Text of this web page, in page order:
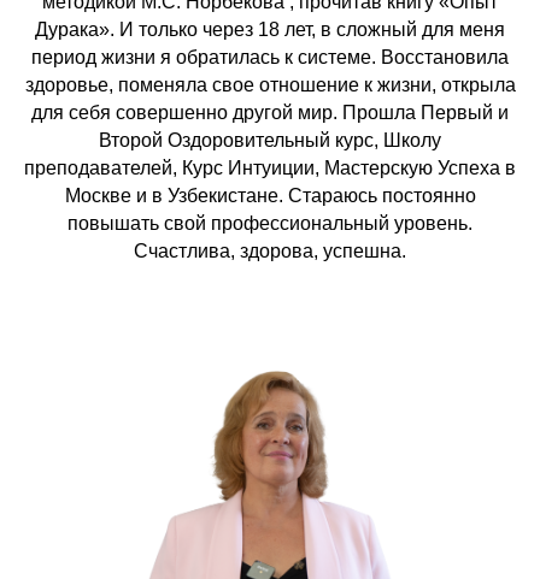
Дурака». И только через 18 лет, в сложный для меня
период жизни я обратилась к системе. Восстановила
здоровье, поменяла свое отношение к жизни, открыла
для себя совершенно другой мир. Прошла Первый и
Второй Оздоровительный курс, Школу
преподавателей, Курс Интуиции, Мастерскую Успеха в
Москве и в Узбекистане. Стараюсь постоянно
повышать свой профессиональный уровень.
Счастлива, здорова, успешна.